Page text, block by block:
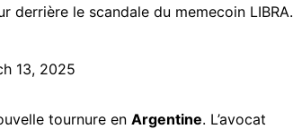
derrière le scandale du memecoin LIBRA.
13, 2025
tournure en Argentine. L’avocat